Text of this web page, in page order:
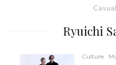
Ryuichi
Culture